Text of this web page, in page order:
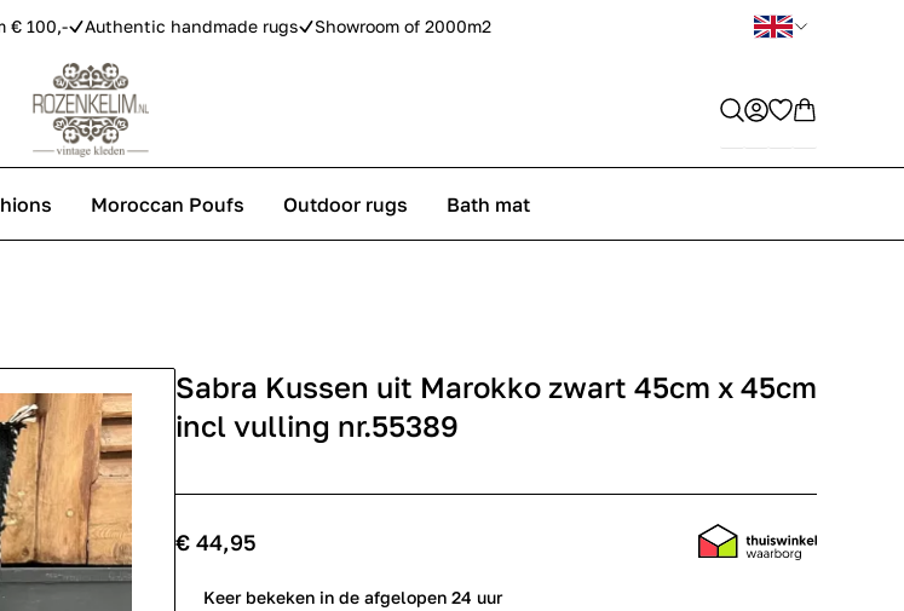
€ 100,- Authentic handmade rugs Showroom of 2000m2
Moroccan Poufs Outdoor rugs Bath mat
Sabra Kussen uit Marokko zwart 45cm x 45cm
incl vulling nr.55389
€ 44,95
Keer bekeken in de afgelopen 24 uur